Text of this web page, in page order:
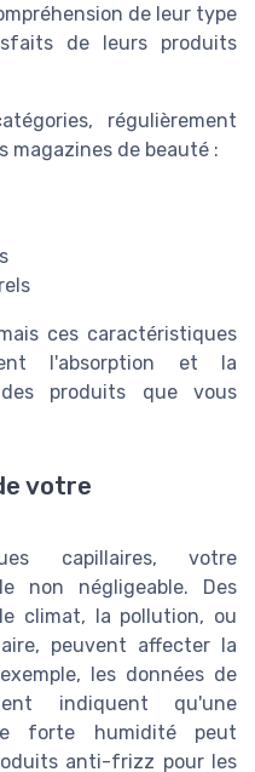
de leur type
de leurs produits
régulièrement
magazines de beauté :
ces caractéristiques
l'absorption et la
produits que vous
votre
capillaires, votre
non négligeable. Des
climat, la pollution, ou
peuvent affecter la
les données de
indiquent qu'une
forte humidité peut
anti-frizz pour les